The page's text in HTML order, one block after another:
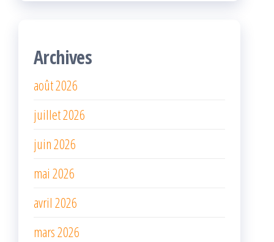
Archives
août 2026
juillet 2026
juin 2026
mai 2026
avril 2026
mars 2026